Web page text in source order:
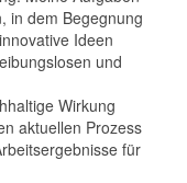
in dem Begegnung
Ideen
und
Wirkung
aktuellen Prozess
für